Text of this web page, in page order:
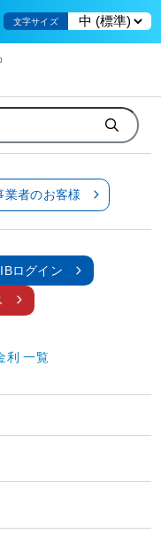
文字サイズ
業者のお客様
ログイン
利 一覧
支援とご愛顧の賜物であり、
事業を行ってまいります。